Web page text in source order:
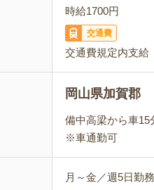
時給1700円
交通費
交通費規定内支給
岡山県加賀郡
備中高梁から車15
※車通勤可
月～金／週5日勤務